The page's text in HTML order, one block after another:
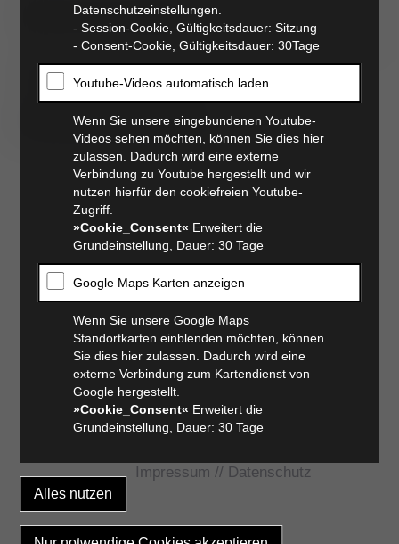
Datenschutzeinstellungen.
- Session-Cookie, Gültigkeitsdauer: Sitzung
- Consent-Cookie, Gültigkeitsdauer: 30Tage
Youtube-Videos automatisch laden
Wenn Sie unsere eingebundenen Youtube-
Videos sehen möchten, können Sie dies hier
zulassen. Dadurch wird eine externe
Verbindung zu Youtube hergestellt und wir
nutzen hierfür den cookiefreien Youtube-
Zugriff.
»Cookie_Consent« Erweitert die
Grundeinstellung, Dauer: 30 Tage
Google Maps Karten anzeigen
Wenn Sie unsere Google Maps
Standortkarten einblenden möchten, können
Sie dies hier zulassen. Dadurch wird eine
externe Verbindung zum Kartendienst von
Google hergestellt.
»Cookie_Consent« Erweitert die
Grundeinstellung, Dauer: 30 Tage
Impressum // Datenschutz
PflichtfeldSicherheitsfrage*
Was ist die Summe aus 9 und 8?
Neues Passwort anfordern